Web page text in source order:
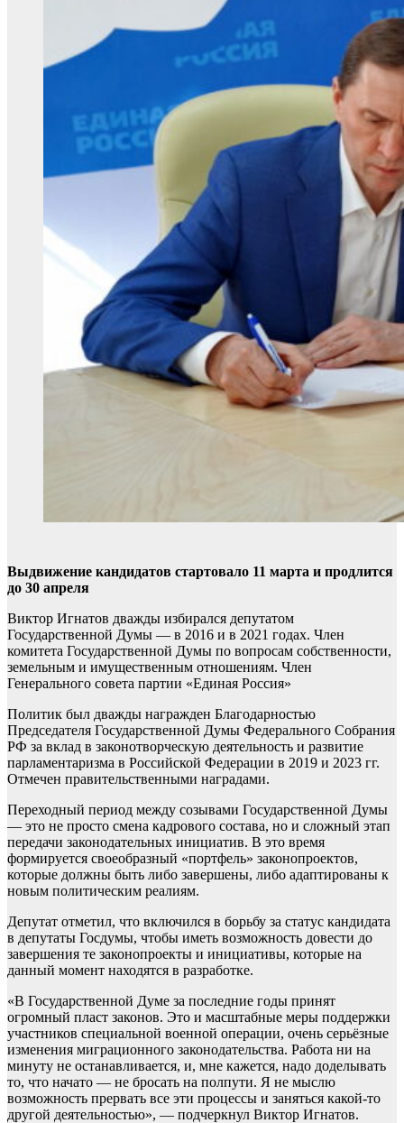
Выдвижение кандидатов стартовало 11 марта и продлится
до 30 апреля
Виктор Игнатов дважды избирался депутатом
Государственной Думы — в 2016 и в 2021 годах. Член
комитета Государственной Думы по вопросам собственности,
земельным и имущественным отношениям. Член
Генерального совета партии «Единая Россия»
Политик был дважды награжден Благодарностью
Председателя Государственной Думы Федерального Собрания
РФ за вклад в законотворческую деятельность и развитие
парламентаризма в Российской Федерации в 2019 и 2023 гг.
Отмечен правительственными наградами.
Переходный период между созывами Государственной Думы
— это не просто смена кадрового состава, но и сложный этап
передачи законодательных инициатив. В это время
формируется своеобразный «портфель» законопроектов,
которые должны быть либо завершены, либо адаптированы к
новым политическим реалиям.
Депутат отметил, что включился в борьбу за статус кандидата
в депутаты Госдумы, чтобы иметь возможность довести до
завершения те законопроекты и инициативы, которые на
данный момент находятся в разработке.
«В Государственной Думе за последние годы принят
огромный пласт законов. Это и масштабные меры поддержки
участников специальной военной операции, очень серьёзные
изменения миграционного законодательства. Работа ни на
минуту не останавливается, и, мне кажется, надо доделывать
то, что начато — не бросать на полпути. Я не мыслю
возможность прервать все эти процессы и заняться какой-то
другой деятельностью», — подчеркнул Виктор Игнатов.